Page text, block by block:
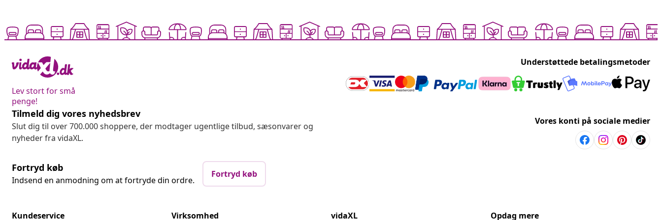
Lev stort for små
penge!
Understøttede betalingsmetoder
Tilmeld dig vores nyhedsbrev
Slut dig til over 700.000 shoppere, der modtager ugentlige tilbud, sæsonvarer og
nyheder fra vidaXL.
Vores konti på sociale medier
Fortryd køb
Indsend en anmodning om at fortryde din ordre.
Fortryd køb
Kundeservice Virksomhed vidaXL Opdag mere